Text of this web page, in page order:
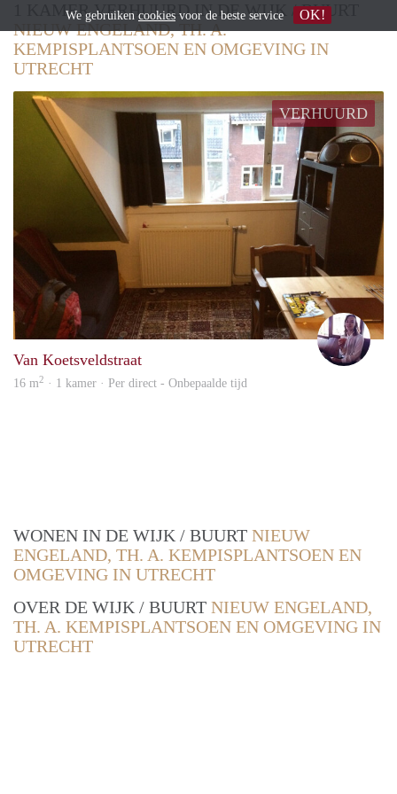
1 KAMER VERHUURD IN DE WIJK / BUURT
NIEUW ENGELAND, TH. A.
KEMPISPLANTSOEN EN OMGEVING IN
UTRECHT
VERHUURD
Eline
Van Koetsveldstraat
16 m2 · 1 kamer · Per direct - Onbepaalde tijd
WONEN IN DE WIJK / BUURT NIEUW
ENGELAND, TH. A. KEMPISPLANTSOEN EN
OMGEVING IN UTRECHT
OVER DE WIJK / BUURT NIEUW ENGELAND,
TH. A. KEMPISPLANTSOEN EN OMGEVING IN
UTRECHT
We gebruiken cookies voor de beste service OK!